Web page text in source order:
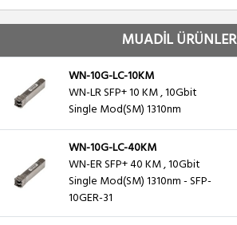
MUADİL ÜRÜNLER
WN-10G-LC-10KM
WN-LR SFP+ 10 KM , 10Gbit
Single Mod(SM) 1310nm
WN-10G-LC-40KM
WN-ER SFP+ 40 KM , 10Gbit
Single Mod(SM) 1310nm - SFP-
10GER-31